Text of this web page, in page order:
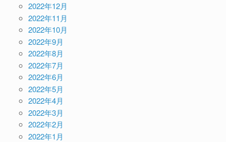
2022年12月
2022年11月
2022年10月
2022年9月
2022年8月
2022年7月
2022年6月
2022年5月
2022年4月
2022年3月
2022年2月
2022年1月